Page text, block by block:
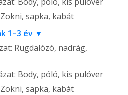
Zokni, sapka, kabát
1–3 év
Rugdalózó, nadrág,
Body, póló, kis pulóver
Zokni, sapka, kabát